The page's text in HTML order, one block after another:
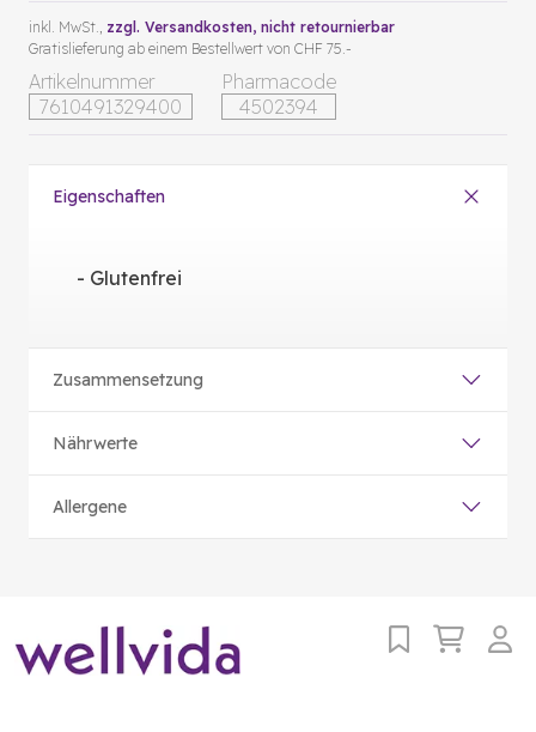
Artikelnummer
7610491329400
Pharmacode
4502394
inkl. MwSt., zzgl. Versandkosten, nicht retournierbar
Gratislieferung ab einem Bestellwert von CHF 75.-
Eigenschaften
- Glutenfrei
Zusammensetzung
Nährwerte
Allergene